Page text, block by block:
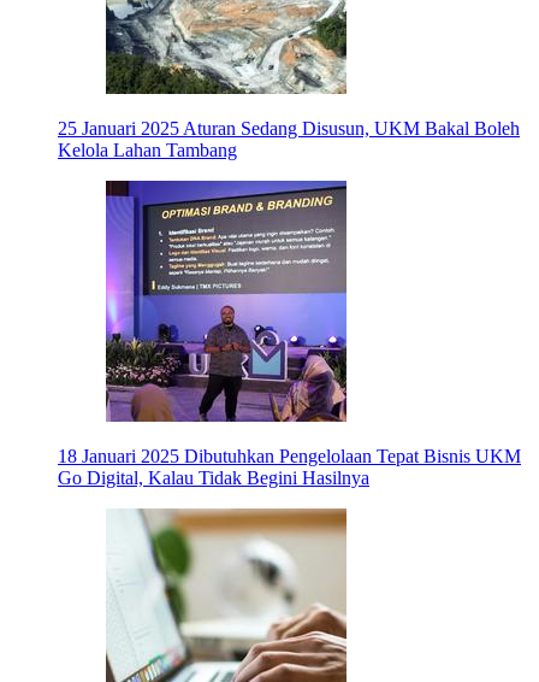
25 Januari 2025 Aturan Sedang Disusun, UKM Bakal Boleh
Kelola Lahan Tambang
18 Januari 2025 Dibutuhkan Pengelolaan Tepat Bisnis UKM
Go Digital, Kalau Tidak Begini Hasilnya